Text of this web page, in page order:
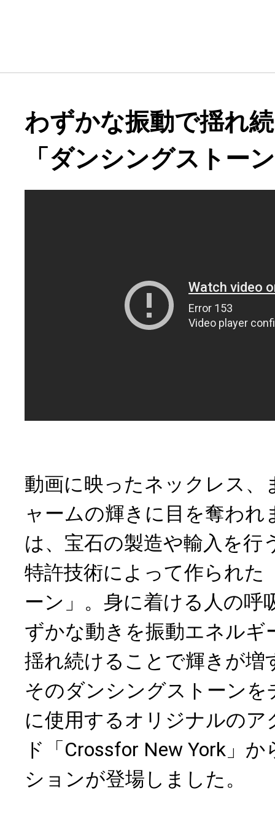
わずかな振動で揺れ
「ダンシングストー
動画に映ったネックレス、
ャームの輝きに目を奪われ
は、宝石の製造や輸入を行
特許技術によって作られた
ーン」。身に着ける人の呼
ずかな動きを振動エネルギ
揺れ続けることで輝きが増
そのダンシングストーン
に使用するオリジナルの
ド「Crossfor New York」
ションが登場しました。